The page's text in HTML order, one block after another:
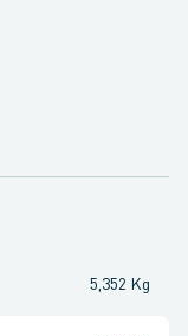
5,352 Kg